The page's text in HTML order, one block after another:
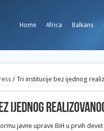
Home Africa Balkans
/ Tri institucije bez ijednog
ijednog
javne uprave BiH u prvih